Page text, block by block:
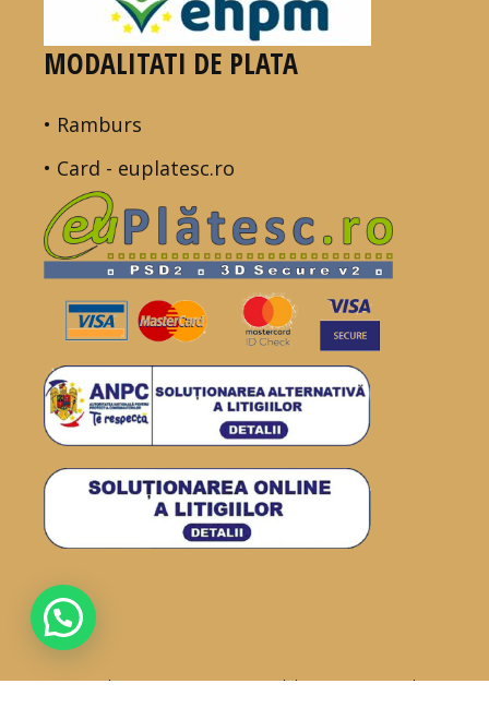
MODALITATI DE PLATA
• Ramburs
• Card - euplatesc.ro
Drepturi de autor: ICDA 2026· Institutul de Cercetare Dezvoltare